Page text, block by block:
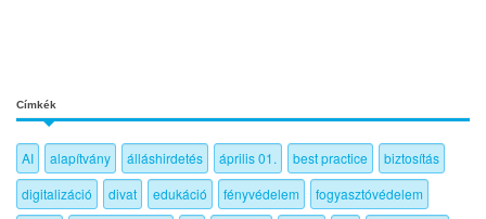
Címkék
AI alapítvány álláshirdetés április 01. best practice
biztosítás
digitalizáció
divat edukáció fényvédelem
fogyasztóvédelem